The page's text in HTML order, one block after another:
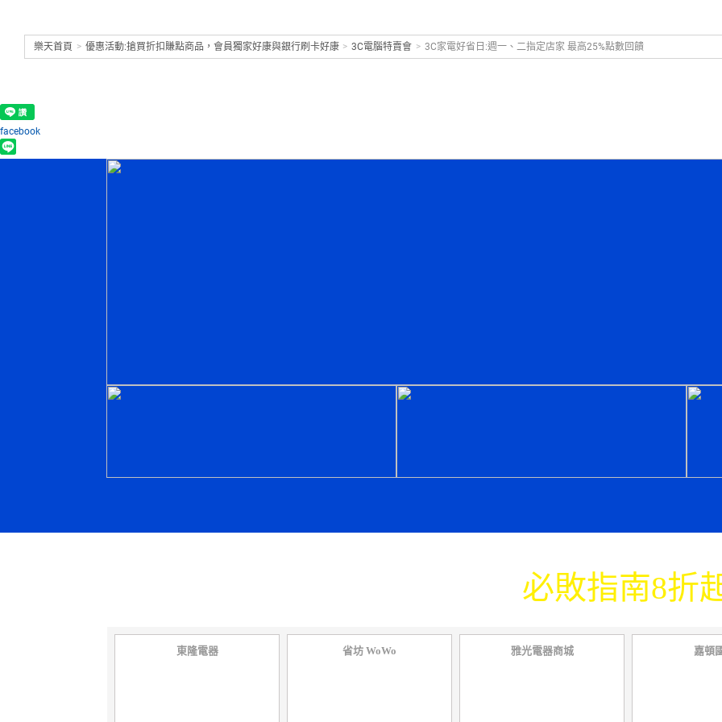
樂天首頁 > 優惠活動:搶買折扣賺點商品，會員獨家好康與銀行刷卡好康 > 3C電腦特賣會 > 3C家電好省日:週一、二指定店家 最高25%點數回饋
facebook
必敗指南8折
東隆電器 省坊 WoWo 雅光電器商城 嘉頓